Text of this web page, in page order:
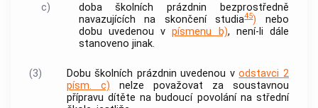
c)
doba školních prázdnin bezprostředně
navazujících na skončení studia45) nebo
dobu uvedenou vpísmenu b), není-li dále
stanoveno jinak.
(3) Dobu školních prázdnin uvedenou vodstavci 2
písm. c) nelze považovat za soustavnou
přípravu dítěte na budoucí povolání na střední